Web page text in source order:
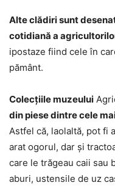
Alte clădiri sunt
cotidiană a
ipostaze fiind cele în
pământ.
Colecţiile muzeului
din piese dintre cele
Astfel că, laolaltă, pot fi
arat ogorul, dar şi
care le trăgeau caii sau
aburi, ustensile de uz